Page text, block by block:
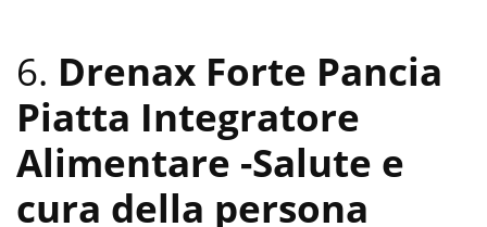
6. Drenax Forte Pancia
Piatta Integratore
Alimentare -Salute e
cura della persona